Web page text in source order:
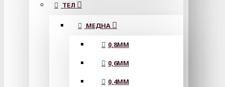
ТЕЛ
МЕДНА
0,8MM
0,6MM
0,4MM